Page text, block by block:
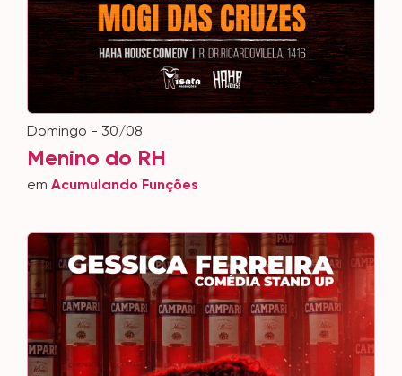
domingo - 30/08
Menino do RH
em Acumulando Funções